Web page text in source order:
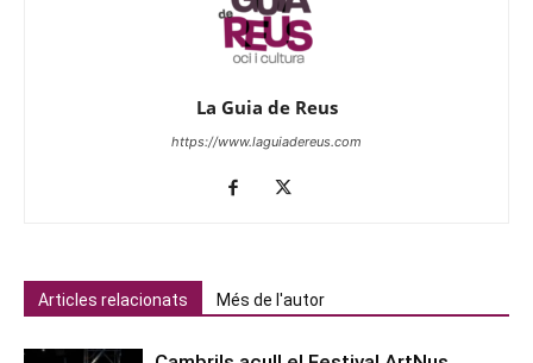
La Guia de Reus
https://www.laguiadereus.com
Articles relacionats Més de l'autor